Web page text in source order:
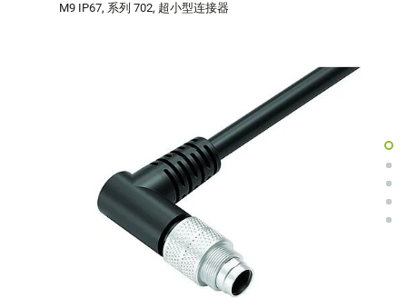
M9 IP67, 系列 702, 超小型连接器